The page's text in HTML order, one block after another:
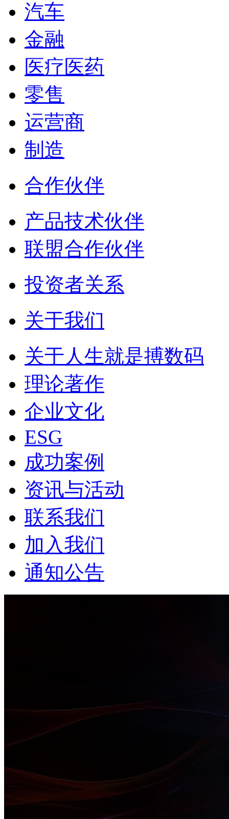
汽车
金融
医疗医药
零售
运营商
制造
合作伙伴
产品技术伙伴
联盟合作伙伴
投资者关系
关于我们
关于人生就是搏数码
理论著作
企业文化
ESG
成功案例
资讯与活动
联系我们
加入我们
通知公告